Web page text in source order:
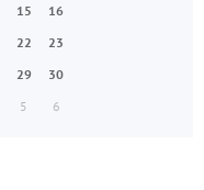
15
16
22
23
29
30
5 6